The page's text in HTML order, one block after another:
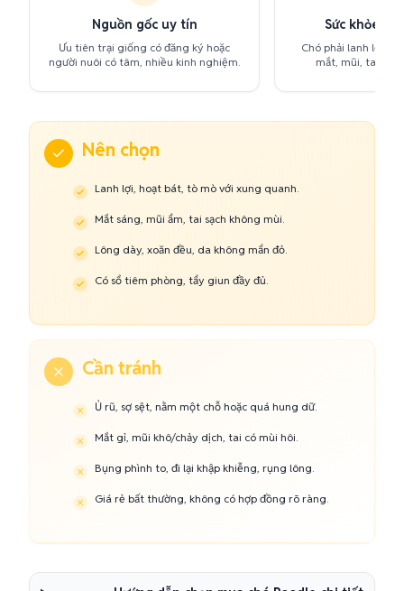
Nguồn gốc uy tín
Ưu tiên trại giống có đăng ký hoặc
người nuôi có tâm, nhiều kinh nghiệm.
Sức khỏe &
Chó phải lanh lợi,
mắt, mũi, tai,
Nên chọn
Lanh lợi, hoạt bát, tò mò với xung quanh.
Mắt sáng, mũi ẩm, tai sạch không mùi.
Lông dày, xoăn đều, da không mẩn đỏ.
Có sổ tiêm phòng, tẩy giun đầy đủ.
Cần tránh
Ủ rũ, sợ sệt, nằm một chỗ hoặc quá hung dữ.
Mắt gỉ, mũi khô/chảy dịch, tai có mùi hôi.
Bụng phình to, đi lại khập khiễng, rụng lông.
Giá rẻ bất thường, không có hợp đồng rõ ràng.